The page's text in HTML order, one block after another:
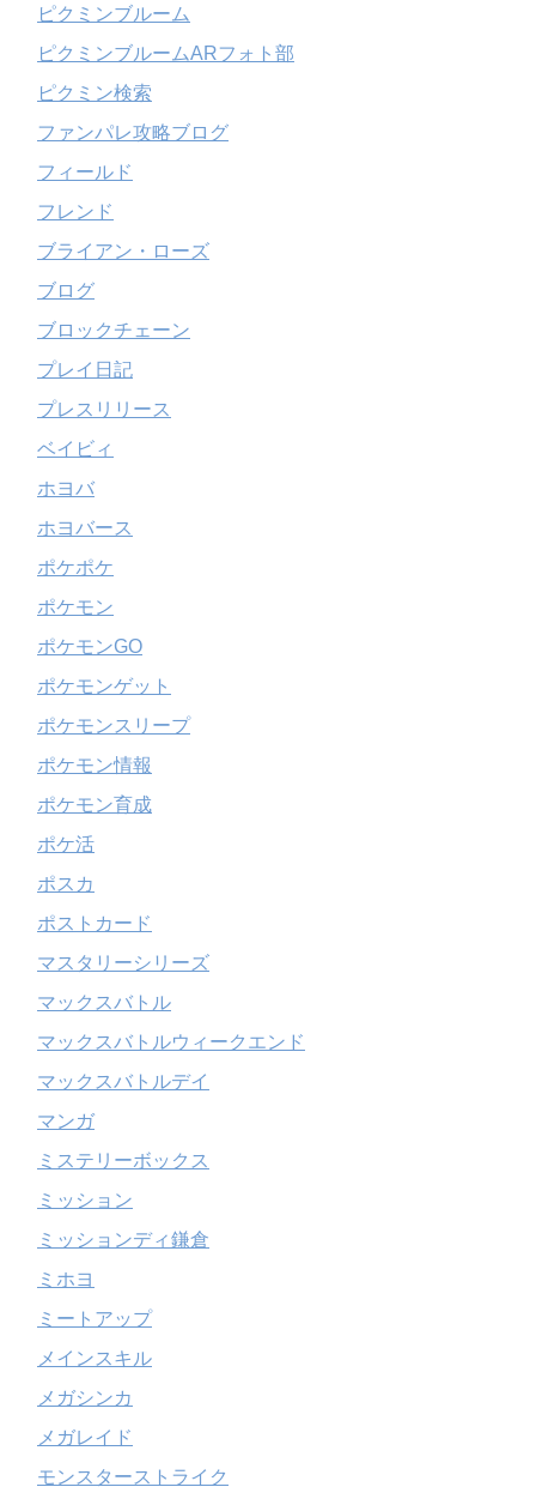
ピクミンブルーム
ピクミンブルームARフォト部
ピクミン検索
ファンパレ攻略ブログ
フィールド
フレンド
ブライアン・ローズ
ブログ
ブロックチェーン
プレイ日記
プレスリリース
ベイビィ
ホヨバ
ホヨバース
ポケポケ
ポケモン
ポケモンGO
ポケモンゲット
ポケモンスリープ
ポケモン情報
ポケモン育成
ポケ活
ポスカ
ポストカード
マスタリーシリーズ
マックスバトル
マックスバトルウィークエンド
マックスバトルデイ
マンガ
ミステリーボックス
ミッション
ミッションディ鎌倉
ミホヨ
ミートアップ
メインスキル
メガシンカ
メガレイド
モンスターストライク